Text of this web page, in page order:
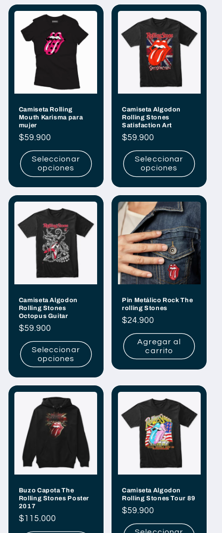
Camiseta Rolling
Mouth Karisma para
mujer
Precio
habitual
$59.900
Seleccionar
opciones
Camiseta Algodon
Rolling Stones
Satisfaction Art
Precio
habitual
$59.900
Seleccionar
opciones
Camiseta Algodon
Rolling Stones
Octopus Guitar
Precio
habitual
$59.900
Seleccionar
opciones
Pin Metálico Rock The
rolling Stones
Precio
habitual
$24.900
Agregar al
carrito
Buzo Capota The
Rolling Stones Poster
2017
Precio
habitual
$115.000
Camiseta Algodon
Rolling Stones Tour 89
Precio
habitual
$59.900